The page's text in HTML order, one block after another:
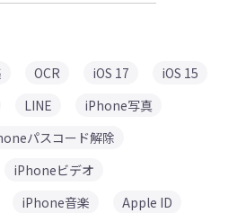
OCR iOS 17
iOS 15
LINE
iPhone写真
パスコード解除
iPhoneビデオ
iPhone音楽
Apple ID